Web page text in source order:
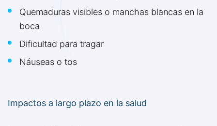
Quemaduras visibles o manchas blancas en la
boca
Dificultad para tragar
Náuseas o tos
Impactos a largo plazo en la salud